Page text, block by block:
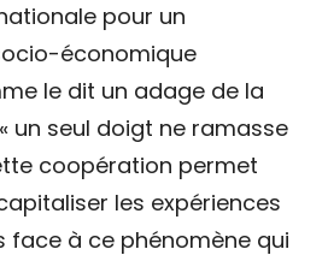
pour un
économique
le dit un adage de la
un seul doigt ne ramasse
coopération permet
les expériences
face à ce phénomène qui